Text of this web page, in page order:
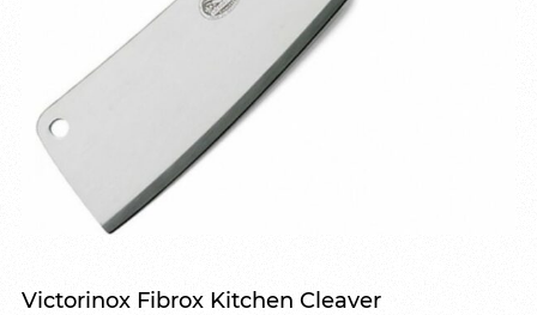
Victorinox Fibrox Kitchen Cleaver